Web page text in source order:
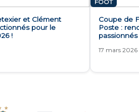
et Clément
pour le
!
FOOT
Coupe de
Poste :
passionnés
17 mars 2026